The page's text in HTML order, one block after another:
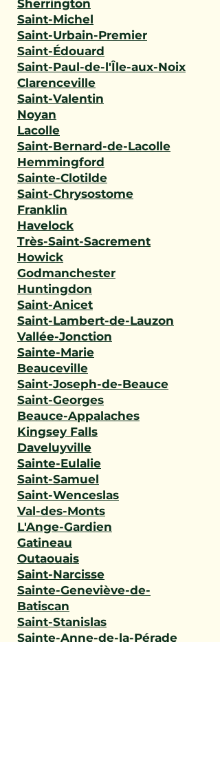
Sherrington
Saint-Michel
Saint-Urbain-Premier
Saint-Édouard
Saint-Paul-de-l'Île-aux-Noix
Clarenceville
Saint-Valentin
Noyan
Lacolle
Saint-Bernard-de-Lacolle
Hemmingford
Sainte-Clotilde
Saint-Chrysostome
Franklin
Havelock
Très-Saint-Sacrement
Howick
Godmanchester
Huntingdon
Saint-Anicet
Saint-Lambert-de-Lauzon
Vallée-Jonction
Sainte-Marie
Beauceville
Saint-Joseph-de-Beauce
Saint-Georges
Beauce-Appalaches
Kingsey Falls
Daveluyville
Sainte-Eulalie
Saint-Samuel
Saint-Wenceslas
Val-des-Monts
L'Ange-Gardien
Gatineau
Outaouais
Saint-Narcisse
Sainte-Geneviève-de-
Batiscan
Saint-Stanislas
Sainte-Anne-de-la-Pérade